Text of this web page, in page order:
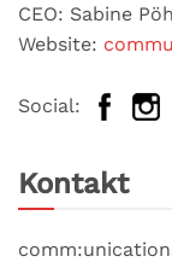
CEO: Sabine
Website:
Social:
Kontakt